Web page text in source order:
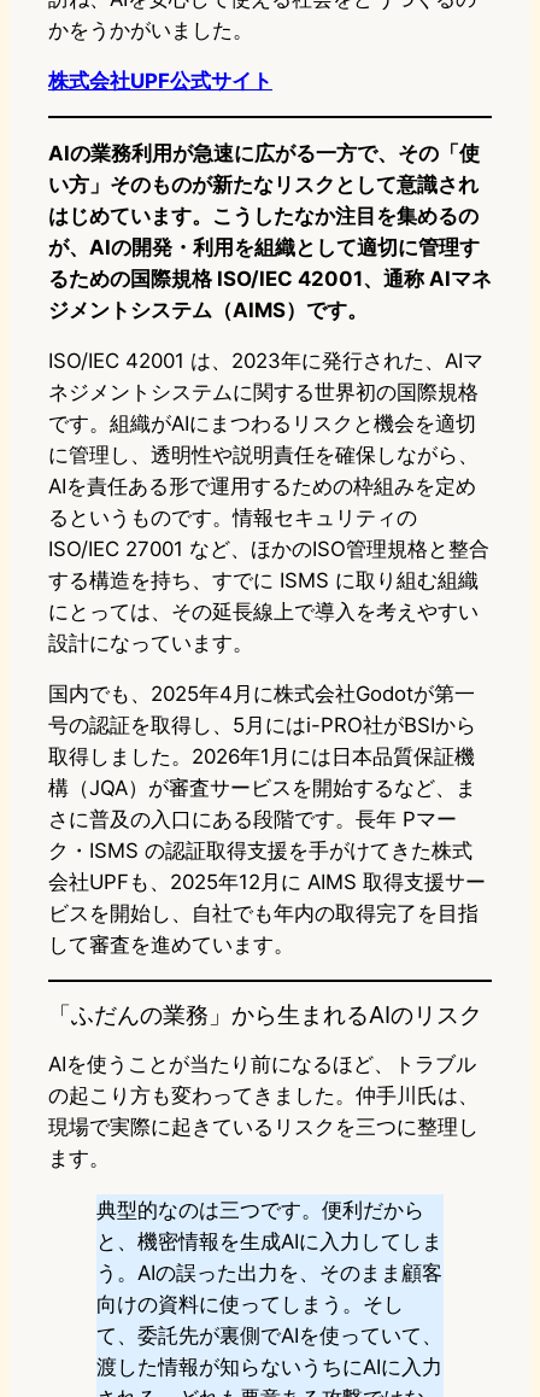
かをうかがいました。
株式会社UPF公式サイト
AIの業務利用が急速に広がる一方で、その「使
い方」そのものが新たなリスクとして意識され
はじめています。こうしたなか注目を集めるの
が、AIの開発・利用を組織として適切に管理す
るための国際規格 ISO/IEC 42001、通称 AIマネ
ジメントシステム（AIMS）です。
ISO/IEC 42001 は、2023年に発行された、AIマ
ネジメントシステムに関する世界初の国際規格
です。組織がAIにまつわるリスクと機会を適切
に管理し、透明性や説明責任を確保しながら、
AIを責任ある形で運用するための枠組みを定め
るというものです。情報セキュリティの
ISO/IEC 27001 など、ほかのISO管理規格と整合
する構造を持ち、すでに ISMS に取り組む組織
にとっては、その延長線上で導入を考えやすい
設計になっています。
国内でも、2025年4月に株式会社Godotが第一
号の認証を取得し、5月にはi-PRO社がBSIから
取得しました。2026年1月には日本品質保証機
構（JQA）が審査サービスを開始するなど、ま
さに普及の入口にある段階です。長年 Pマー
ク・ISMS の認証取得支援を手がけてきた株式
会社UPFも、2025年12月に AIMS 取得支援サー
ビスを開始し、自社でも年内の取得完了を目指
して審査を進めています。
「ふだんの業務」から生まれるAIのリスク
AIを使うことが当たり前になるほど、トラブル
の起こり方も変わってきました。仲手川氏は、
現場で実際に起きているリスクを三つに整理し
ます。
典型的なのは三つです。便利だから
と、機密情報を生成AIに入力してしま
う。AIの誤った出力を、そのまま顧客
向けの資料に使ってしまう。そし
て、委託先が裏側でAIを使っていて、
渡した情報が知らないうちにAIに入力